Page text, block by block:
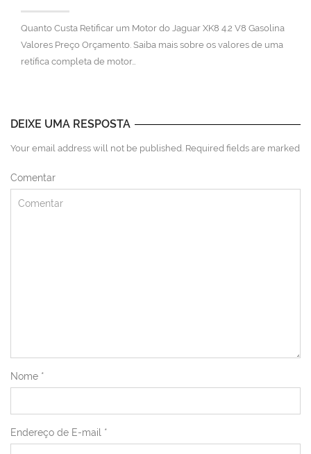
Quanto Custa Retificar um Motor do Jaguar XK8 4.2 V8 Gasolina
Valores Preço Orçamento. Saiba mais sobre os valores de uma
retífica completa de motor…
DEIXE UMA RESPOSTA
Your email address will not be published. Required fields are marked
Comentar
Nome *
Endereço de E-mail *